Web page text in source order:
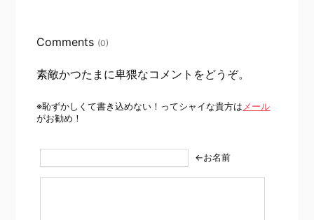
Comments (0)
素敵かつたまに卑猥なコメントをどうぞ。
※恥ずかしくて書き込めない！ってシャイな貴方は メール
がお勧め！
←お名前